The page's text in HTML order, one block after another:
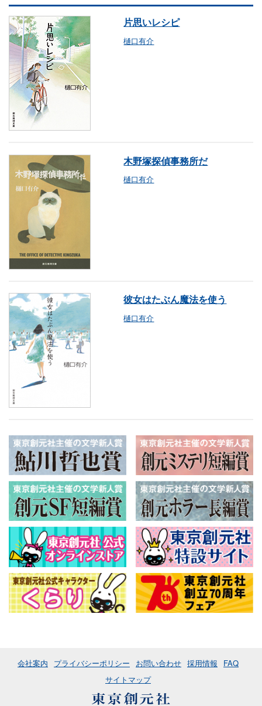
片思いレシピ
樋口有介
木野塚探偵事務所だ
樋口有介
彼女はたぶん魔法を使う
樋口有介
会社案内 プライバシーポリシー お問い合わせ 採用情報
FAQ
サイトマップ